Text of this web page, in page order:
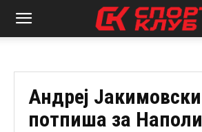
Андреј Јакимовски
потпиша за Наполи